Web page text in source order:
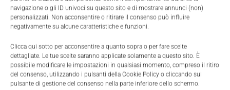
navigazione o gli ID univoci su questo sito e di mostrare annunci (non)
personalizzati. Non acconsentire o ritirare il consenso può influire
negativamente su alcune caratteristiche e funzioni.
Clicca qui sotto per acconsentire a quanto sopra o per fare scelte
dettagliate. Le tue scelte saranno applicate solamente a questo sito. È
possibile modificare le impostazioni in qualsiasi momento, compreso il ritiro
del consenso, utilizzando i pulsanti della Cookie Policy o cliccando sul
pulsante di gestione del consenso nella parte inferiore dello schermo.
assemblaggio e cablaggio.